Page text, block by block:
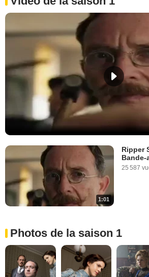
1:01
Ripper
Bande-
25 587
Photos de la saison 1